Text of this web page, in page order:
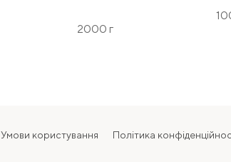
2000 г
Умови користування Політика